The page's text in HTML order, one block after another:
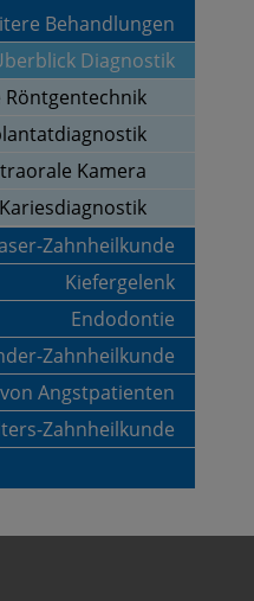
Behandlungen
Diagnostik
Röntgentechnik
Kamera
Kariesdiagnostik
Zahnheilkunde
Kiefergelenk
Endodontie
Zahnheilkunde
Angstpatienten
Zahnheilkunde